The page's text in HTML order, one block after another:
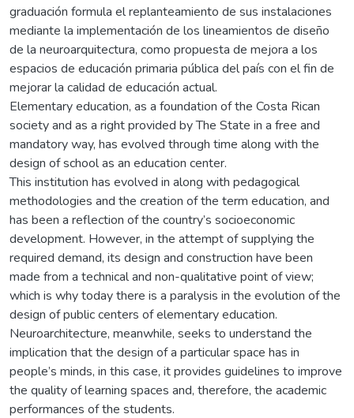
graduación formula el replanteamiento de sus instalaciones
mediante la implementación de los lineamientos de diseño
de la neuroarquitectura, como propuesta de mejora a los
espacios de educación primaria pública del país con el fin de
mejorar la calidad de educación actual.
Elementary education, as a foundation of the Costa Rican
society and as a right provided by The State in a free and
mandatory way, has evolved through time along with the
design of school as an education center.
This institution has evolved in along with pedagogical
methodologies and the creation of the term education, and
has been a reflection of the country’s socioeconomic
development. However, in the attempt of supplying the
required demand, its design and construction have been
made from a technical and non-qualitative point of view;
which is why today there is a paralysis in the evolution of the
design of public centers of elementary education.
Neuroarchitecture, meanwhile, seeks to understand the
implication that the design of a particular space has in
people’s minds, in this case, it provides guidelines to improve
the quality of learning spaces and, therefore, the academic
performances of the students.